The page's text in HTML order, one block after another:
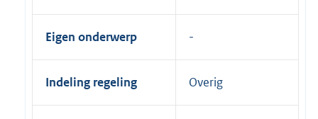
Eigen onderwerp
Indeling regeling Overig